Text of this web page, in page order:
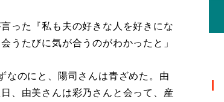
った『私も夫の好きな人を好きにな
たびに気が合うのがわかったと」
のにと、陽司さんは青ざめた。由
、由美さんは彩乃さんと会って、産